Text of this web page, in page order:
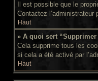
Il est possible que le
Contactez l’administrateur
Haut
» A quoi sert
Cela supprime tous les
si cela a été activé par
Haut